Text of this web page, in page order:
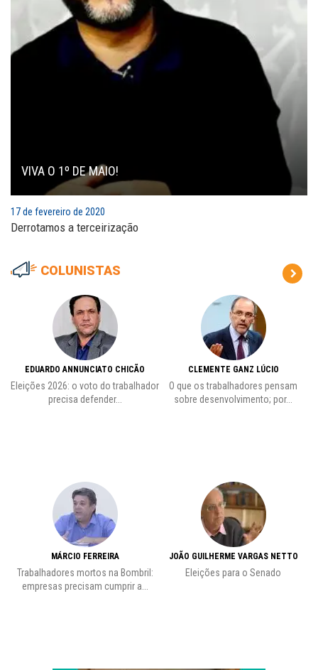
VIVA O 1º DE MAIO!
17 de fevereiro de 2020
Derrotamos a terceirização
COLUNISTAS
EDUARDO ANNUNCIATO CHICÃO
Eleições 2026: o voto do trabalhador
precisa defender...
MÁRCIO FERREIRA
Trabalhadores mortos na Bombril:
empresas precisam cumprir a...
CLEMENTE GANZ LÚCIO
O que os trabalhadores pensam
sobre desenvolvimento; por...
JOÃO GUILHERME VARGAS NETTO
Eleições para o Senado